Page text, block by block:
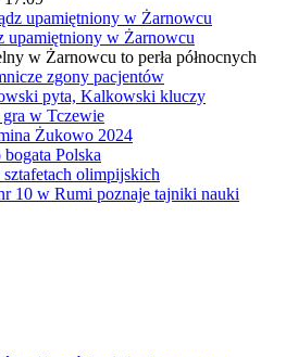
upamiętniony w Żarnowcu
w Żarnowcu to perła północnych
zgony pacjentów
pyta, Kalkowski kluczy
w Tczewie
Żukowo 2024
Polska
olimpijskich
10 w Rumi poznaje tajniki nauki